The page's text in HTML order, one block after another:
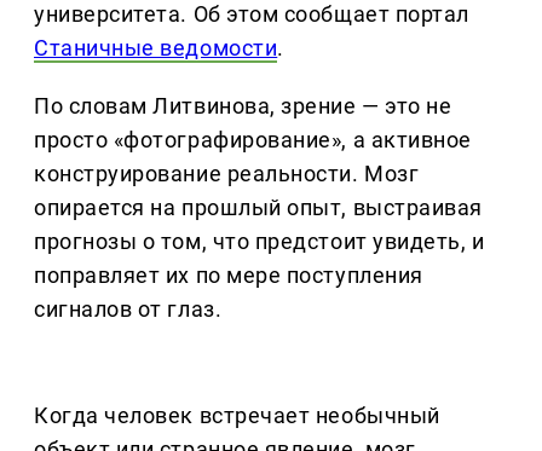
университета. Об этом сообщает портал
Станичные ведомости.
По словам Литвинова, зрение — это не
просто «фотографирование», а активное
конструирование реальности. Мозг
опирается на прошлый опыт, выстраивая
прогнозы о том, что предстоит увидеть, и
поправляет их по мере поступления
сигналов от глаз.
Когда человек встречает необычный